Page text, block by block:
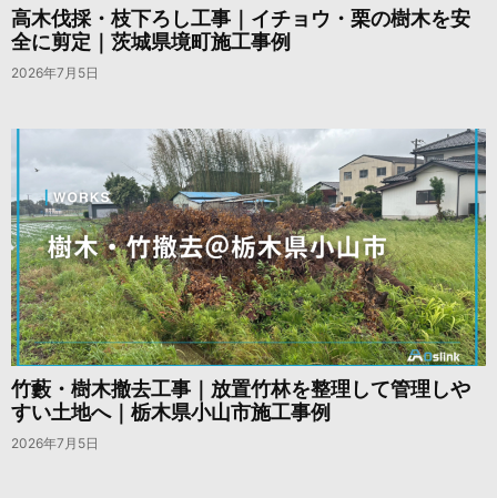
高木伐採・枝下ろし工事｜イチョウ・栗の樹木を安
全に剪定｜茨城県境町施工事例
2026年7月5日
竹藪・樹木撤去工事｜放置竹林を整理して管理しや
すい土地へ｜栃木県小山市施工事例
2026年7月5日